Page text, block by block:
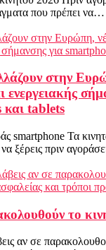
που πρέπει να…
στην
ενεργειακής
tablets
smartphone Τα
να ξέρεις πριν
το
αν σε